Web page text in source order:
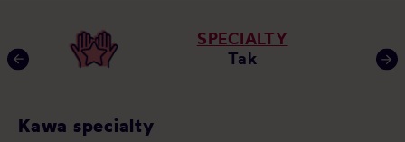
SPECIALTY
Tak
Kawa specialty